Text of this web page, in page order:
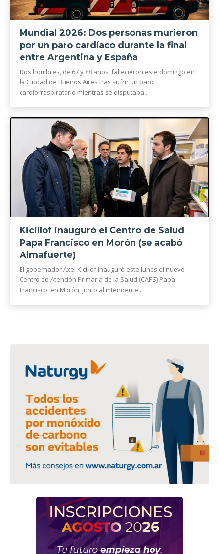
Mundial 2026: Dos personas murieron
por un paro cardíaco durante la final
entre Argentina y España
Dos hombres, de 67 y 88 años, fallecieron este domingo en
la Ciudad de Buenos Aires tras sufrir un paro
cardiorrespiratorio mientras se disputaba...
Kicillof inauguró el Centro de Salud
Papa Francisco en Morón (se acabó
Almafuerte)
El gobernador Axel Kicillof inauguró este lunes el nuevo
Centro de Atención Primaria de la Salud (CAPS) Papa
Francisco, en Morón, junto al intendente...